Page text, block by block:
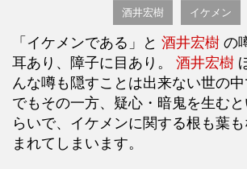
酒井宏樹 イケメン
「イケメンである」と 酒井宏樹 の
耳あり、障子に目あり。 酒井宏樹
んな噂も隠すことは出来ない世の中
でもその一方、疑心・暗鬼を生むと
らいで、イケメンに関する根も葉
まれてしまいます。